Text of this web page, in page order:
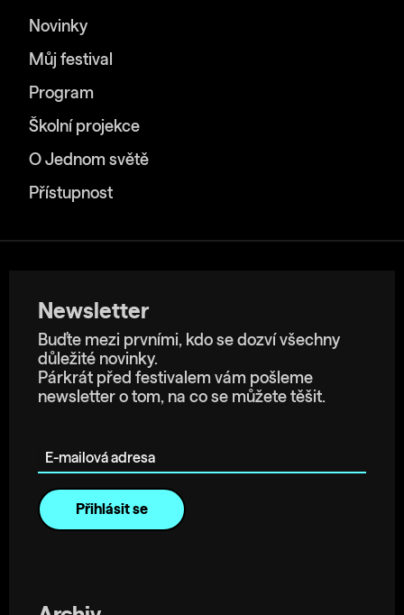
Novinky
Můj festival
Program
Školní projekce
O Jednom světě
Přístupnost
Newsletter
Buďte mezi prvními, kdo se dozví všechny
důležité novinky.
Párkrát před festivalem vám pošleme
newsletter o tom, na co se můžete těšit.